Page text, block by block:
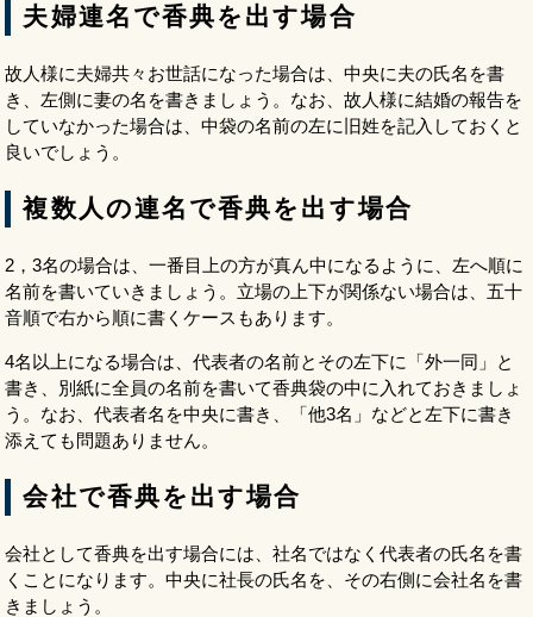
夫婦連名で香典を出す場合
故人様に夫婦共々お世話になった場合は、中央に夫の氏名を書
き、左側に妻の名を書きましょう。なお、故人様に結婚の報告を
していなかった場合は、中袋の名前の左に旧姓を記入しておくと
良いでしょう。
複数人の連名で香典を出す場合
2，3名の場合は、一番目上の方が真ん中になるように、左へ順に
名前を書いていきましょう。立場の上下が関係ない場合は、五十
音順で右から順に書くケースもあります。
4名以上になる場合は、代表者の名前とその左下に「外一同」と
書き、別紙に全員の名前を書いて香典袋の中に入れておきましょ
う。なお、代表者名を中央に書き、「他3名」などと左下に書き
添えても問題ありません。
会社で香典を出す場合
会社として香典を出す場合には、社名ではなく代表者の氏名を書
くことになります。中央に社長の氏名を、その右側に会社名を書
きましょう。